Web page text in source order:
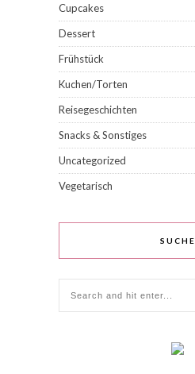
Cupcakes
Dessert
Frühstück
Kuchen/Torten
Reisegeschichten
Snacks & Sonstiges
Uncategorized
Vegetarisch
SUCHE